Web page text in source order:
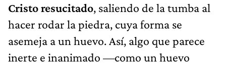
Cristo resucitado, saliendo de la tumba al
hacer rodar la piedra, cuya forma se
asemeja a un huevo. Así, algo que parece
inerte e inanimado —como un huevo